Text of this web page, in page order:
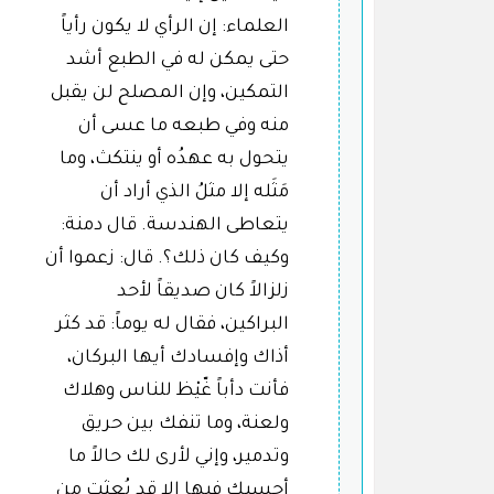
العلماء: إن الرأي لا يكون رأياً
حتى يمكن له في الطبع أشد
التمكين، وإن المصلح لن يقبل
منه وفي طبعه ما عسى أن
يتحول به عهدُه أو ينتكث، وما
مَثَله إلا مثلُ الذي أراد أن
يتعاطى الهندسة. قال دمنة:
وكيف كان ذلك؟. قال: زعموا أن
زلزالاً كان صديقاً لأحد
البراكين، فقال له يوماً: قد كثر
أذاك وإفسادك أيها البركان،
فأنت دأباً غّيْظ للناس وهلاك
ولعنة، وما تنفك بين حريق
وتدمير، وإني لأرى لك حالاً ما